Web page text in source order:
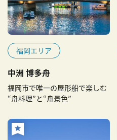
福岡エリア
中洲 博多舟
福岡市で唯一の屋形船で楽しむ
“舟料理”と“舟景色”